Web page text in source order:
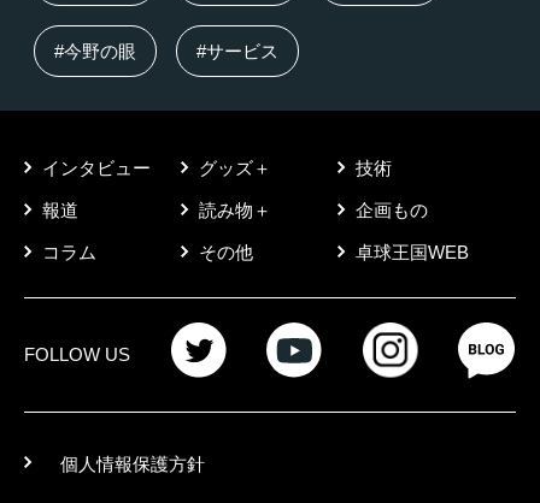
#今野の眼 #サービス
インタビュー グッズ＋ 技術
報道 読み物＋ 企画もの
コラム その他 卓球王国WEB
FOLLOW US
個人情報保護方針